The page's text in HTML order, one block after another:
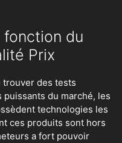
fonction du
Prix
trouver des tests
du marché, les
technologies les
ces produits sont hors
a fort pouvoir